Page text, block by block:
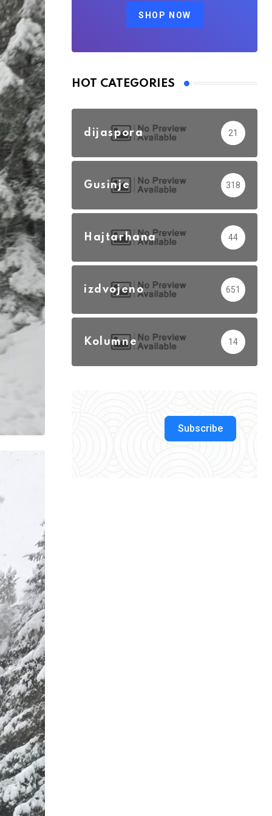
SHOP NOW
HOT CATEGORIES
dijaspora 21
Gusinje 318
Hajtarhana 44
izdvojeno 651
Kolumne 14
Subscribe